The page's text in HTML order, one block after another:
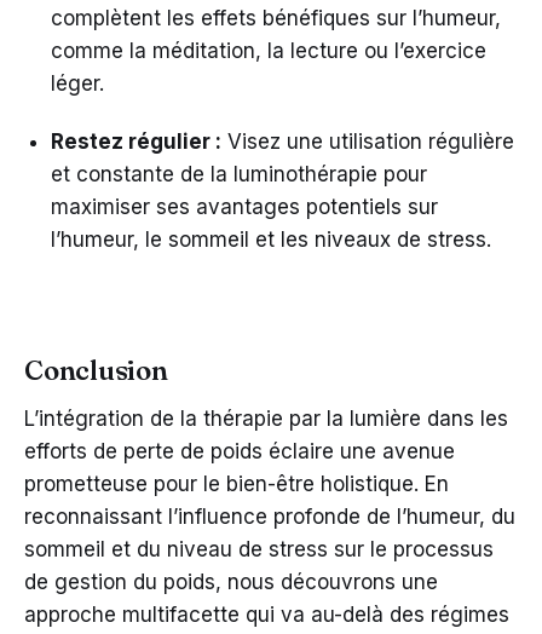
complètent les effets bénéfiques sur l’humeur,
comme la méditation, la lecture ou l’exercice
léger.
Restez régulier : Visez une utilisation régulière
et constante de la luminothérapie pour
maximiser ses avantages potentiels sur
l’humeur, le sommeil et les niveaux de stress.
Conclusion
L’intégration de la thérapie par la lumière dans les
efforts de perte de poids éclaire une avenue
prometteuse pour le bien-être holistique. En
reconnaissant l’influence profonde de l’humeur, du
sommeil et du niveau de stress sur le processus
de gestion du poids, nous découvrons une
approche multifacette qui va au-delà des régimes